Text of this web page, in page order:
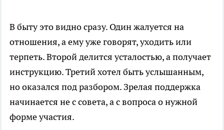
В быту это видно сразу. Один жалуется на
отношения, а ему уже говорят, уходить или
терпеть. Второй делится усталостью, а получает
инструкцию. Третий хотел быть услышанным,
но оказался под разбором. Зрелая поддержка
начинается не с совета, а с вопроса о нужной
форме участия.